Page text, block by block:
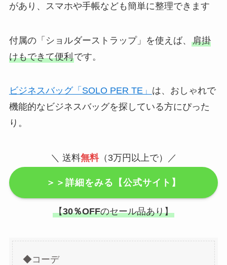
があり、スマホや手帳なども簡単に整理できます
付属の「ショルダーストラップ」を使えば、 肩掛
けもできて便利です。
ビジネスバッグ「SOLO PER TE」 は、おしゃれで
機能的なビジネスバッグを探している方にぴった
り。
＼ 送料無料（3万円以上で）／
＞＞詳細をみる【公式サイト】
【30％OFFのセール品あり】
◆コーデ